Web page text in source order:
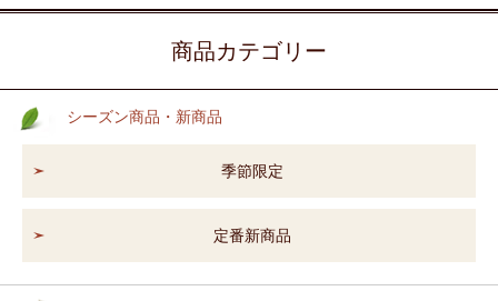
商品カテゴリー
シーズン商品・新商品
季節限定
定番新商品